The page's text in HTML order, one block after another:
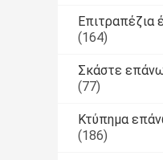
Επιτραπέζια
(164)
Σκάστε
(77)
Κτύπημα
(186)